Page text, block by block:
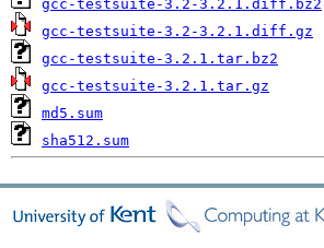
gcc-testsuite-3.2-3.2.1.diff.bz2
gcc-testsuite-3.2-3.2.1.diff.gz
gcc-testsuite-3.2.1.tar.bz2
gcc-testsuite-3.2.1.tar.gz
md5.sum
sha512.sum